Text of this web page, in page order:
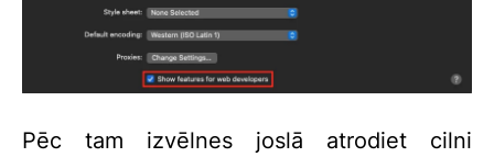
Pēc tam izvēlnes joslā atrodiet cilni